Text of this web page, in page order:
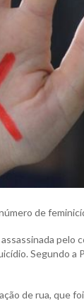
de
Segundo
de rua, que